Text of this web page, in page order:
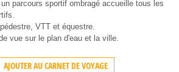
parcours sportif ombragé accueille tous les
VTT et équestre.
vue sur le plan d'eau et la ville.
AJOUTER AU CARNET DE VOYAGE